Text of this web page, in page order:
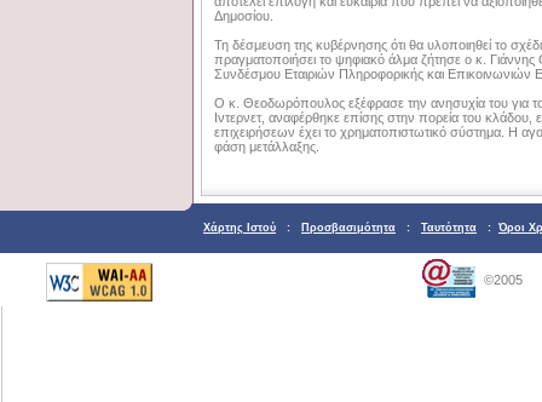
Δημοσίου.
Τη δέσμευση της κυβέρνησης ότι θα υλοποιηθεί το
πραγματοποιήσει το ψηφιακό άλμα ζήτησε ο κ.
Συνδέσμου Εταιριών Πληροφορικής και
Ο κ. Θεοδωρόπουλος εξέφρασε την ανησυχία του για
Ιντερνετ, αναφέρθηκε επίσης στην πορεία του κλάδου,
επιχειρήσεων έχει το χρηματοπιστωτικό σύστημα.
φάση μετάλλαξης.
Χάρτης Ιστού : Προσβασιμότητα : Ταυτότητα : Όροι
©2005